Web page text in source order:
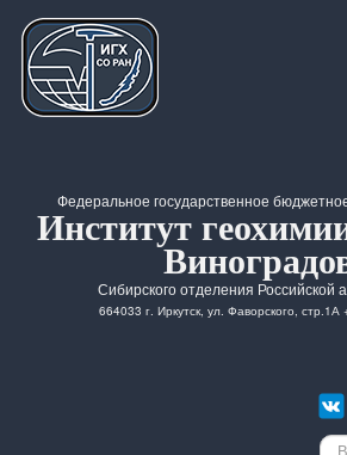
Федеральное государственное
Институт
Сибирского отделения Российской
664033 г. Иркутск, ул. Фаворского, стр.1А